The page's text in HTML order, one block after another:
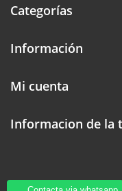
Categorías
Información
Mi cuenta
Informacion de la